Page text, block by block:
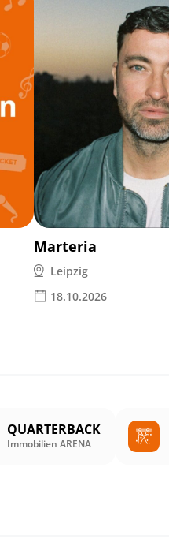
Marteria
Leipzig
18.10.2026
QUARTERBACK
Immobilien ARENA